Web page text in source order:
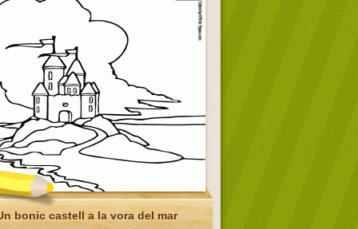
bonic castell a la vora del mar